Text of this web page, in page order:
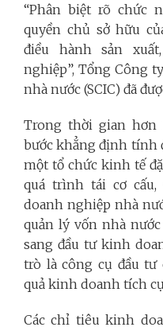
“Phân biệt rõ chức
quyền chủ sở hữu
điều hành sản
nghiệp”, Tổng Công
nhà nước (SCIC) đã
Trong thời gian hơn
bước khẳng định tính
một tổ chức kinh tế
quá trình tái cơ
doanh nghiệp nhà
quản lý vốn nhà
sang đầu tư kinh
trò là công cụ đầu
quả kinh doanh tích
Các chỉ tiêu kinh